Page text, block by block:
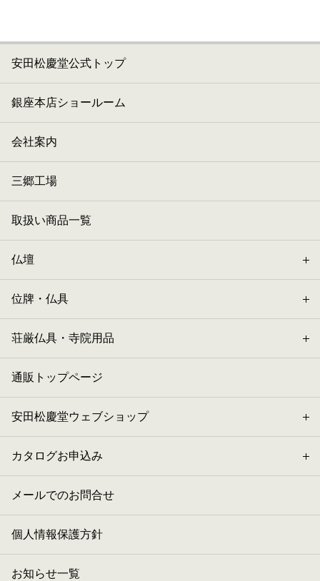
安田松慶堂公式トップ
銀座本店ショールーム
会社案内
三郷工場
取扱い商品一覧
仏壇
位牌・仏具
荘厳仏具・寺院用品
通販トップページ
安田松慶堂ウェブショップ
カタログお申込み
メールでのお問合せ
個人情報保護方針
お知らせ一覧